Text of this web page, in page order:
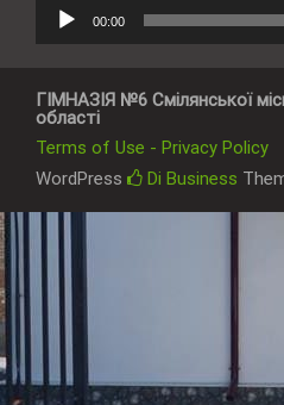
00:00
ГІМНАЗІЯ №6 Смілянської
області
Terms of Use - Privacy Policy
WordPress
Di Business